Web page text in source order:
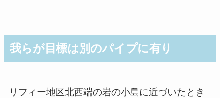
我らが目標は別のパイプに有り
リフィー地区北西端の岩の小島に近づいたとき